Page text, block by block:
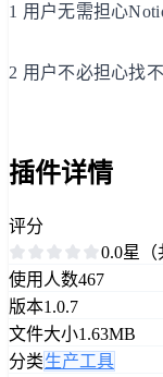
1 用户无需担心
2 用户不必担心找
插件详情
评分
0.0星
使用人数467
版本1.0.7
文件大小1.63MB
分类生产工具